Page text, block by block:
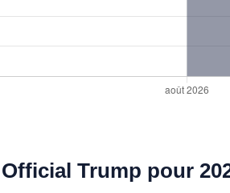
Trump pour